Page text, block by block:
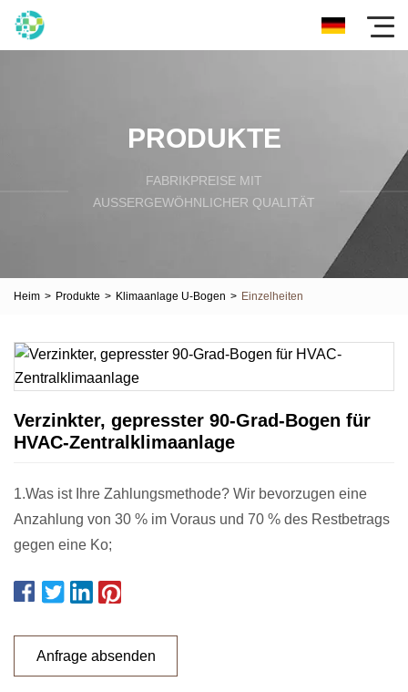
PRODUKTE
FABRIKPREISE MIT
AUSSERGEWÖHNLICHER QUALITÄT
Heim > Produkte > Klimaanlage U-Bogen > Einzelheiten
Verzinkter, gepresster 90-Grad-Bogen für
HVAC-Zentralklimaanlage
1.Was ist Ihre Zahlungsmethode? Wir bevorzugen eine
Anzahlung von 30 % im Voraus und 70 % des Restbetrags
gegen eine Ko;
Anfrage absenden